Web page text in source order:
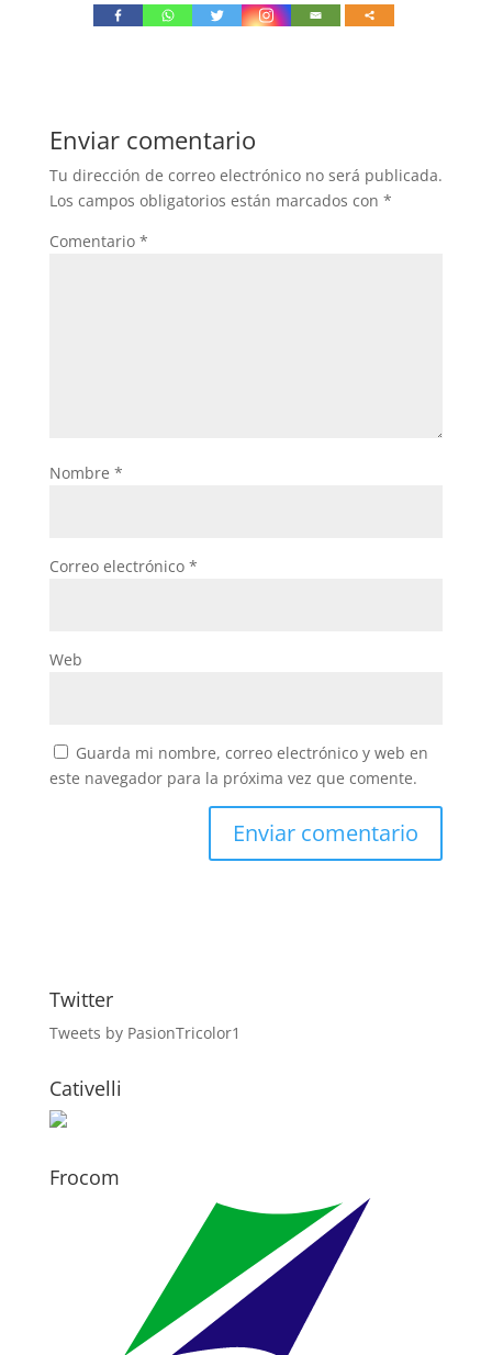
Enviar comentario
Tu dirección de correo electrónico no será publicada.
Los campos obligatorios están marcados con *
Comentario *
Nombre *
Correo electrónico *
Web
Guarda mi nombre, correo electrónico y web en
este navegador para la próxima vez que comente.
Twitter
Tweets by PasionTricolor1
Cativelli
Frocom